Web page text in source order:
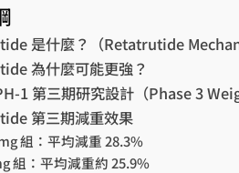
是什麼？（Retatrutide
為什麼可能更強？
1 第三期研究設計（Phase 3
第三期減重效果
組：平均減重 28.3%
組：平均減重約 25.9%